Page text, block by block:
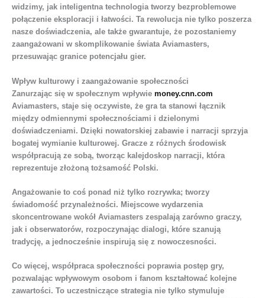
widzimy, jak inteligentna technologia tworzy bezproblemowe
połączenie eksploracji i łatwości. Ta rewolucja nie tylko poszerza
nasze doświadczenia, ale także gwarantuje, że pozostaniemy
zaangażowani w skomplikowanie świata Aviamasters,
przesuwając granice potencjału gier.
Wpływ kulturowy i zaangażowanie społeczności
Zanurzając się w społecznym wpływie money.cnn.com
Aviamasters, staje się oczywiste, że gra ta stanowi łącznik
między odmiennymi społecznościami i dzielonymi
doświadczeniami. Dzięki nowatorskiej zabawie i narracji sprzyja
bogatej wymianie kulturowej. Gracze z różnych środowisk
współpracują ze sobą, tworząc kalejdoskop narracji, która
reprezentuje złożoną tożsamość Polski.
Angażowanie to coś ponad niż tylko rozrywka; tworzy
świadomość przynależności. Miejscowe wydarzenia
skoncentrowane wokół Aviamasters zespalają zarówno graczy,
jak i obserwatorów, rozpoczynając dialogi, które szanują
tradycję, a jednocześnie inspirują się z nowoczesności.
Co więcej, współpraca społeczności poprawia postęp gry,
pozwalając wpływowym osobom i fanom kształtować kolejne
zawartości. To uczestniczące strategia nie tylko stymuluje